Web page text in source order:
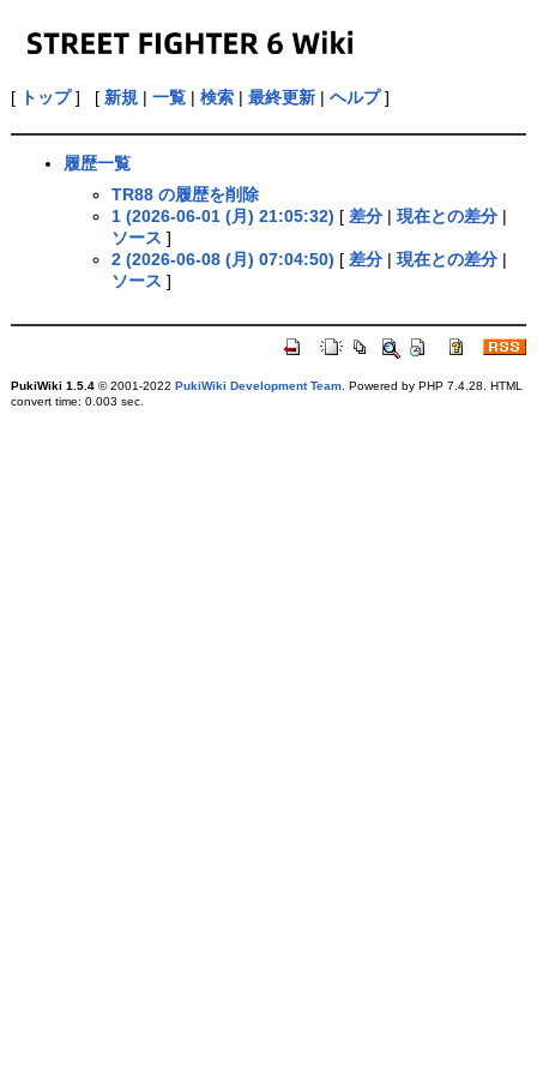
[ トップ] [ 新規| 一覧| 検索| 最終更新| ヘルプ]
履歴一覧
TR88 の履歴を削除
1 (2026-06-01 (月) 21:05:32) [ 差分| 現在との差分|
ソース ]
2 (2026-06-08 (月) 07:04:50) [ 差分| 現在との差分|
ソース ]
PukiWiki 1.5.4© 2001-2022 PukiWiki Development Team. Powered by PHP 7.4.28. HTML
convert time: 0.003 sec.